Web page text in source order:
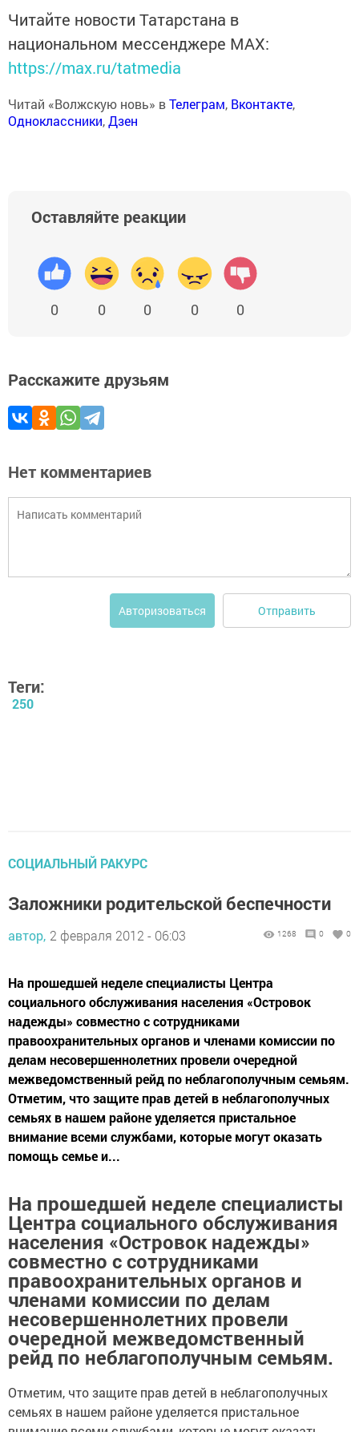
Читайте новости Татарстана в
национальном мессенджере MАХ:
https://max.ru/tatmedia
Читай «Волжскую новь» вТелеграм, Вконтакте,
Одноклассники,Дзен
Оставляйте реакции
0 0 0 0 0
Расскажите друзьям
Нет комментариев
Авторизоваться Отправить
Теги:
250
СОЦИАЛЬНЫЙ РАКУРС
Заложники родительской беспечности
автор, 2 февраля 2012 - 06:03 1268 0 0
На прошедшей неделе специалисты Центра
социального обслуживания населения «Островок
надежды» совместно с сотрудниками
правоохранительных органов и членами комиссии по
делам несовершеннолетних провели очередной
межведомственный рейд по неблагополучным семьям.
Отметим, что защите прав детей в неблагополучных
семьях в нашем районе уделяется пристальное
внимание всеми службами, которые могут оказать
помощь семье и...
На прошедшей неделе специалисты
Центра социального обслуживания
населения «Островок надежды»
совместно с сотрудниками
правоохранительных органов и
членами комиссии по делам
несовершеннолетних провели
очередной межведомственный
рейд по неблагополучным семьям.
Отметим, что защите прав детей в неблагополучных
семьях в нашем районе уделяется пристальное